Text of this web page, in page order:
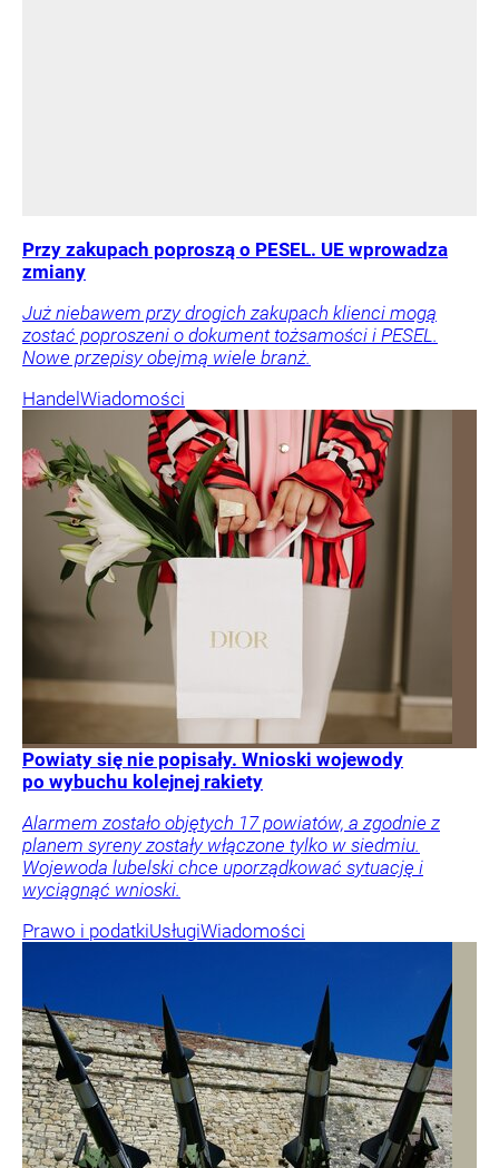
Przy zakupach poproszą o PESEL. UE wprowadza
zmiany
Już niebawem przy drogich zakupach klienci mogą
zostać poproszeni o dokument tożsamości i PESEL.
Nowe przepisy obejmą wiele branż.
Handel Wiadomości
Powiaty się nie popisały. Wnioski wojewody
po wybuchu kolejnej rakiety
Alarmem zostało objętych 17 powiatów, a zgodnie z
planem syreny zostały włączone tylko w siedmiu.
Wojewoda lubelski chce uporządkować sytuację i
wyciągnąć wnioski.
Prawo i podatkiUsługiWiadomości